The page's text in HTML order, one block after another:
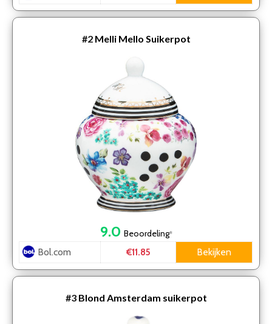
#2 Melli Mello Suikerpot
9.0 Beoordeling*
Bol.com €11.85 Bekijken
#3 Blond Amsterdam suikerpot